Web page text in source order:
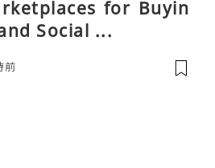
for Buyin
Social ...
前